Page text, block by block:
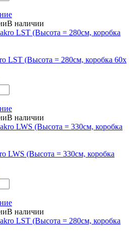
В наличии
LST (Высота = 280cм, коробка 60х
В наличии
LWS (Высота = 330см, коробка
В наличии